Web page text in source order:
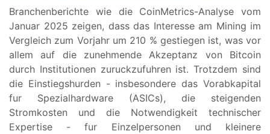
Branchenberichte wie die CoinMetrics-Analyse vom
Januar 2025 zeigen, dass das Interesse am Mining im
Vergleich zum Vorjahr um 210 % gestiegen ist, was vor
allem auf die zunehmende Akzeptanz von Bitcoin
durch Institutionen zuruckzufuhren ist. Trotzdem sind
die Einstiegshurden - insbesondere das Vorabkapital
fur Spezialhardware (ASICs), die steigenden
Stromkosten und die Notwendigkeit technischer
Expertise - fur Einzelpersonen und kleinere